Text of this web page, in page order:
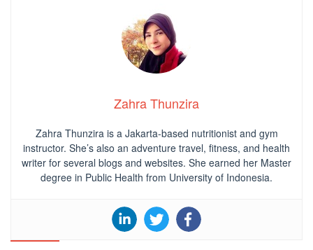
Zahra Thunzira
Zahra Thunzira is a Jakarta-based nutritionist and gym
instructor. She’s also an adventure travel, fitness, and health
writer for several blogs and websites. She earned her Master
degree in Public Health from University of Indonesia.